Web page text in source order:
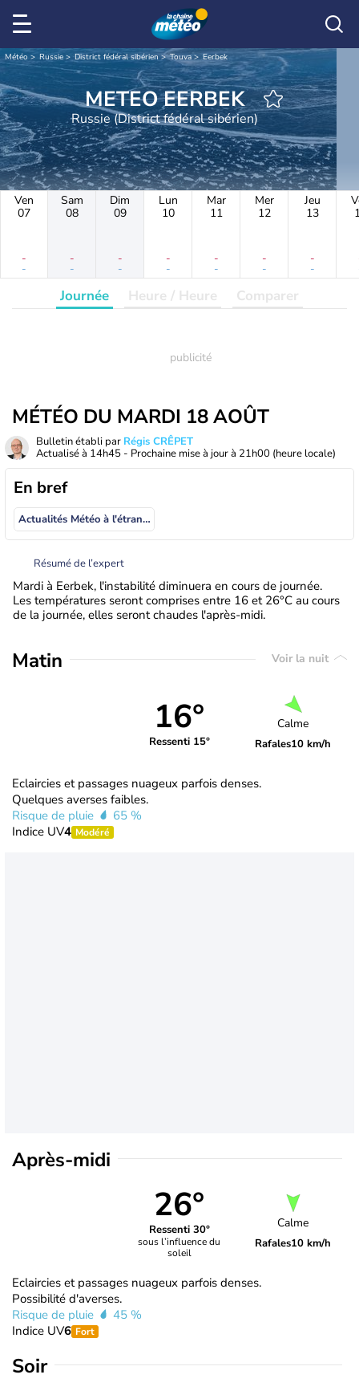
Météo Russie District fédéral sibérien Touva Eerbek
METEO EERBEK
Russie (District fédéral sibérien)
Ven
07
-
-
Sam
08
-
-
Dim
09
-
-
Lun
10
-
-
Mar
11
-
-
Mer
12
-
-
Jeu
13
-
-
Journée Heure / Heure Comparer
MÉTÉO DU MARDI 18 AOÛT
Bulletin établi par Régis CRÊPET
Actualisé à 14h45 - Prochaine mise à jour à 21h00 (heure locale)
En bref
Actualités Météo à l'étranger
Résumé de l’expert
Mardi à Eerbek, l'instabilité diminuera en cours de journée.
Les températures seront comprises entre 16 et 26°C au cours
de la journée, elles seront chaudes l'après-midi.
Matin Voir la nuit
16°
Ressenti 15°
Calme
Rafales10 km/h
Eclaircies et passages nuageux parfois denses.
Quelques averses faibles.
Risque de pluie
65 %
Indice UV4 Modéré
Après-midi
26°
Ressenti 30°
sous l’influence du
soleil
Calme
Rafales10 km/h
Eclaircies et passages nuageux parfois denses.
Possibilité d'averses.
Risque de pluie
45 %
Indice UV6 Fort
Soir